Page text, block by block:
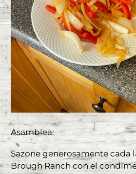
Asamblea:
Sazone generosamente cada
Brough Ranch con el